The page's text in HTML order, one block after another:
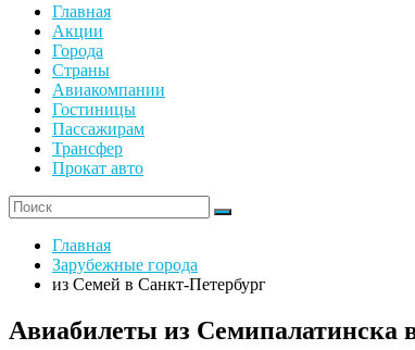
Главная
Акции
Города
Страны
Авиакомпании
Гостиницы
Пассажирам
Трансфер
Прокат авто
Главная
Зарубежные города
из Семей в Санкт-Петербург
Авиабилеты из Семипалатинска